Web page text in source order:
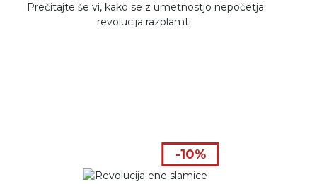
Prečitajte še vi, kako se z umetnostjo nepočetja
revolucija razplamti.
-10%